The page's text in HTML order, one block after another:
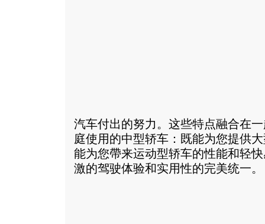
汽车付出的努力。这些特点融合在
庭使用的中型轿车：既能为您提供
能为您帶来运动型轿车的性能和轻
激的驾驶体验和实用性的完美统一。